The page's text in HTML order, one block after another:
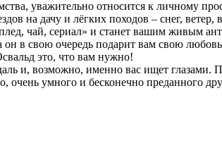
уважительно относится к личному
на дачу и лёгких походов – снег,
чай, сериал» и станет вашим живым
в свою очередь подарит вам свою
это, что вам нужно!
и, возможно, именно вас ищет
очень умного и бесконечно преданного